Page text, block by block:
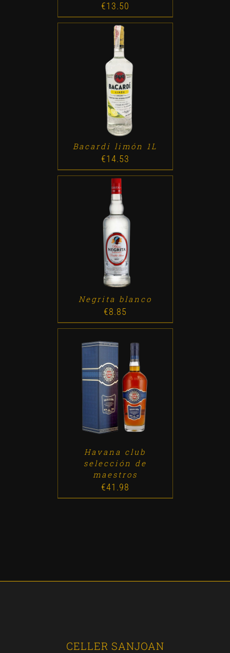
€13.50
/ DETALLES
Bacardi limón 1L
€14.53
ADD TO CART /
Negrita blanco
€8.85
ADD TO CART DETALLES
Havana club
selección de
maestros
€41.98
CELLER SANJOAN